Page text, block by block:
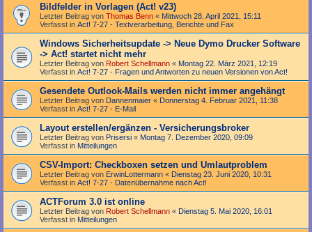
Bildfelder in Vorlagen (Act! v23)
Letzter Beitrag von Thomas Benn « Mittwoch 28. April 2021, 15:11
Verfasst in Act! 7-27 - Text­­ver­arbei­tung, Berichte und Fax
Windows Sicherheitsupdate -> Neue Dymo Drucker Software
-> Act! startet nicht mehr
Letzter Beitrag von Robert Schellmann « Montag 22. März 2021, 12:19
Verfasst in Act! 7-27 - Fragen und Antworten zu neuen Versionen von Act!
Gesendete Outlook-Mails werden nicht immer angehängt
Letzter Beitrag von Dannenmaier « Donnerstag 4. Februar 2021, 11:38
Verfasst in Act! 7-27 - E-Mail
Layout erstellen/ergänzen - Versicherungsbroker
Letzter Beitrag von Prisersi « Montag 7. Dezember 2020, 09:09
Verfasst in Mitteilungen
CSV-Import: Checkboxen setzen und Umlautproblem
Letzter Beitrag von ErwinLottermann « Dienstag 23. Juni 2020, 10:31
Verfasst in Act! 7-27 - Datenübernahme nach Act!
ACTForum 3.0 ist online
Letzter Beitrag von Robert Schellmann « Dienstag 5. Mai 2020, 16:01
Verfasst in Mitteilungen